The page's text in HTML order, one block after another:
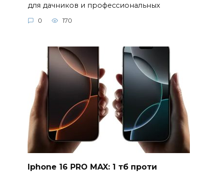
для дачников и профессиональных
0 170
Iphone 16 PRO MAX: 1 тб проти